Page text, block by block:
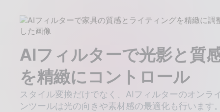
AIフィルターで光影と質
を精緻にコントロール
スタイル変換だけでなく、AIフィルターのオンラ
ンツールは光の向きや素材感の最適化も行います